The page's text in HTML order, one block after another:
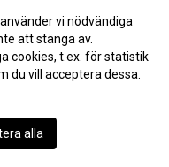
2017-12-18 10:52
2017-12-03 19:35
2017-12-03 11:27
landslaget"
vi nödvändiga
att stänga av.
cookies, t.ex. för statistik
du vill acceptera dessa.
alla